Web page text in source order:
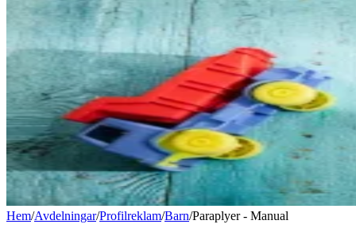
Hem/Avdelningar/Profilreklam/Barn/Paraplyer - Manual